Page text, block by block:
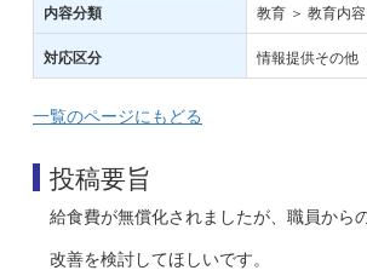
内容分類 教育 ＞ 教育内
対応区分 情報提供その他
一覧のページにもどる
投稿要旨
給食費が無償化されましたが、職員から
改善を検討してほしいです。